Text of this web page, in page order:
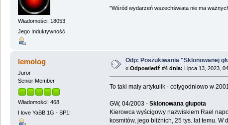
Wiadomości: 18053
Jego Induktywność
"Wśród wydarzeń wszechświata nie ma
lemolog
Juror
Senior Member
Wiadomości: 468
I love YaBB 1G - SP1!
Odp: Poszukiwania "Sklonowanej
« Odpowiedź #4 dnia: Lipca 13, 2023,
To taki mały artykulik - cotygodniowo w
GW, 04/2003 - Sklonowana głupota
Kierowca wyścigowy nazwiskiem Rael
kosmitów, jego bliźnich, 25 tys. lat temu.